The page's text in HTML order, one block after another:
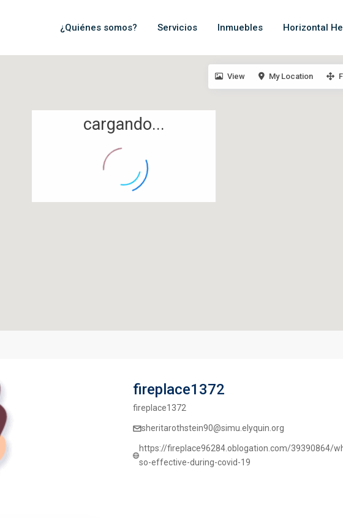
¿Quiénes somos? Servicios Inmuebles Horizontal
cargando...
View My Location
fireplace1372
fireplace1372
sheritarothstein90@simu.elyquin.org
https://fireplace96284.oblogation.com/39390864/
so-effective-during-covid-19